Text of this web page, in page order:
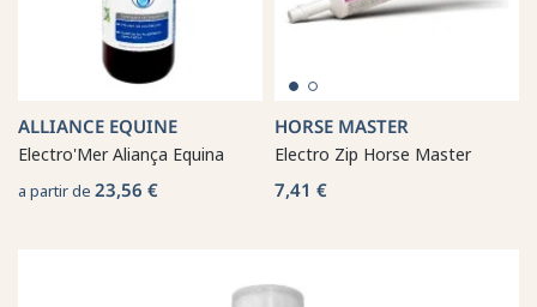
ALLIANCE EQUINE
Electro'Mer Aliança Equina
a partir de 23,56 €
HORSE MASTER
Electro Zip Horse Master
7,41 €